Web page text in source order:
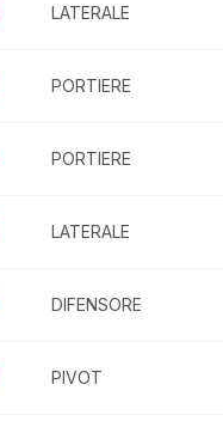
LATERALE
PORTIERE
PORTIERE
LATERALE
DIFENSORE
PIVOT